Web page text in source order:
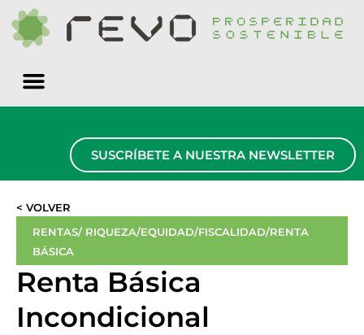
SUSCRÍBETE A NUESTRA NEWSLETTER
< VOLVER
RENTAS/ RIQUEZA/EQUIDAD/FISCALIDAD/RENTA
BÁSICA
Renta Básica
Incondicional